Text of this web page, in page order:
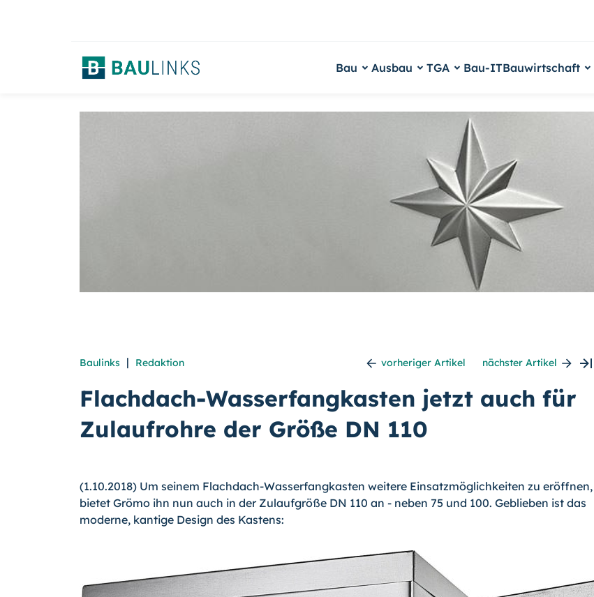
Bau Ausbau TGA Bau-ITBauwirtschaft
Baulinks | Redaktion vorheriger Artikel nächster Artikel
Flachdach-Wasserfangkasten jetzt auch für
Zulaufrohre der Größe DN 110
(1.10.2018) Um seinem Flachdach-Wasserfangkasten weitere Einsatzmöglichkeiten zu eröffnen,
bietet Grömo ihn nun auch in der Zulaufgröße DN 110 an - neben 75 und 100. Geblieben ist das
moderne, kantige Design des Kastens: